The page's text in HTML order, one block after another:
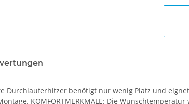
Durchlauferhitzer benötigt nur wenig Platz und
KOMFORTMERKMALE: Die